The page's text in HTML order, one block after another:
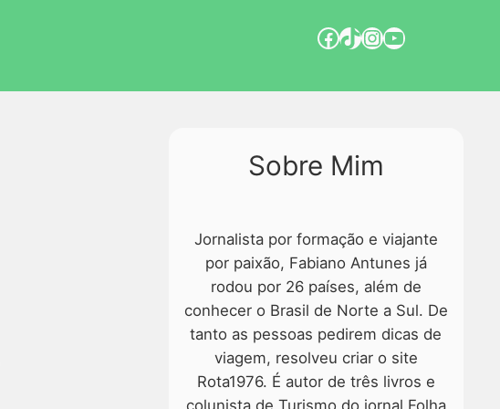
Sobre Mim
Jornalista por formação e viajante
por paixão, Fabiano Antunes já
rodou por 26 países, além de
conhecer o Brasil de Norte a Sul. De
tanto as pessoas pedirem dicas de
viagem, resolveu criar o site
Rota1976. É autor de três livros e
colunista de Turismo do jornal Folha